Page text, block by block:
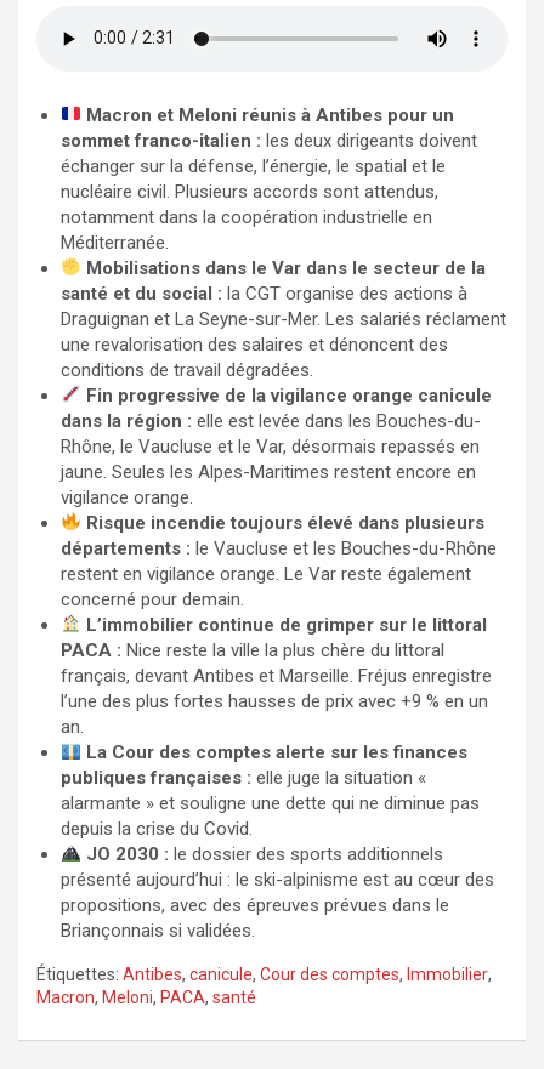
Macron et Meloni réunis à Antibes pour un
sommet franco-italien : les deux dirigeants doivent
échanger sur la défense, l’énergie, le spatial et le
nucléaire civil. Plusieurs accords sont attendus,
notamment dans la coopération industrielle en
Méditerranée.
Mobilisations dans le Var dans le secteur de la
santé et du social : la CGT organise des actions à
Draguignan et La Seyne-sur-Mer. Les salariés réclament
une revalorisation des salaires et dénoncent des
conditions de travail dégradées.
Fin progressive de la vigilance orange canicule
dans la région : elle est levée dans les Bouches-du-
Rhône, le Vaucluse et le Var, désormais repassés en
jaune. Seules les Alpes-Maritimes restent encore en
vigilance orange.
Risque incendie toujours élevé dans plusieurs
départements : le Vaucluse et les Bouches-du-Rhône
restent en vigilance orange. Le Var reste également
concerné pour demain.
L’immobilier continue de grimper sur le littoral
PACA : Nice reste la ville la plus chère du littoral
français, devant Antibes et Marseille. Fréjus enregistre
l’une des plus fortes hausses de prix avec +9 % en un
an.
La Cour des comptes alerte sur les finances
publiques françaises : elle juge la situation «
alarmante » et souligne une dette qui ne diminue pas
depuis la crise du Covid.
JO 2030 :le dossier des sports additionnels
présenté aujourd’hui : le ski-alpinisme est au cœur des
propositions, avec des épreuves prévues dans le
Briançonnais si validées.
Étiquettes: Antibes, canicule, Cour des comptes, Immobilier,
Macron, Meloni, PACA, santé